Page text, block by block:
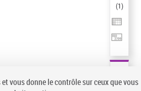
(1)
vous donne le contrôle sur ceux que vous